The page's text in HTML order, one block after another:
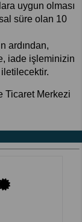
uygun olması
süre olan 10
ardından,
iade işleminizin
Ticaret Merkezi